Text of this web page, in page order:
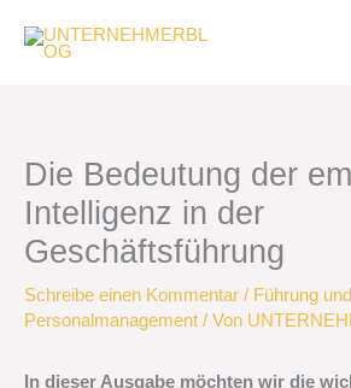
Inhalt
springen
Die Bedeutung der
Intelligenz in der
Geschäftsführung
Schreibe einen Kommentar / Führung und
Personalmanagement / Von
In dieser Ausgabe möchten wir die